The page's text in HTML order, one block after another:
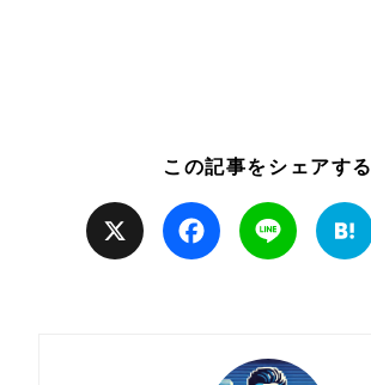
この記事をシェアする
Facebook Line